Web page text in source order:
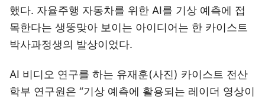
했다. 자율주행 자동차를 위한 AI를 기상 예측에 접
목한다는 생뚱맞아 보이는 아이디어는 한 카이스트
박사과정생의 발상이었다.
AI 비디오 연구를 하는 유재훈(사진) 카이스트 전산
학부 연구원은 “기상 예측에 활용되는 레이더 영상이